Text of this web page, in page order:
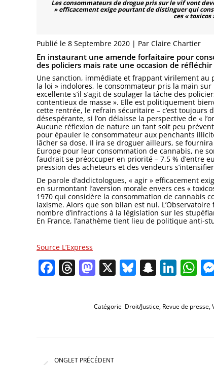
Les consommateurs de drogue pris sur le vif vont
» efficacement exige pourtant de distinguer qui
ces « toxicos
Publié le 8 Septembre 2020 | Par Claire Chartier
En instaurant une amende forfaitaire pour
des policiers mais rate une occasion de
Une sanction, immédiate et frappant virilement au
la loi » indolores, le consommateur pris la main sur
excellente s’il s’agit de soulager la tâche des
contentieux de masse ». Elle est politiquement
cette rentrée, le refrain sécuritaire – c’est toujours
désespérante, si l’on délaisse la perspective de «
Aucune réflexion de nature un tant soit peu
pour épauler le consommateur aux penchants
lâcher sa dose. Il ira se droguer ailleurs, se
Europe pour leur consommation de cannabis, ne
faudrait se préoccuper en priorité – 7,5 % d’entre
pression des acheteurs et des vendeurs
De parole d’addictologues, « agir » efficacement
en surmontant l’aversion morale envers ces «
1970 qui considère la consommation de cannabis
laxisme. Alors que son bilan est nul.
nombre d’infractions à la législation sur les
En France, l’anathème tient lieu de politique anti-
Source L’Express
Facebook
Threads
Mastodon
X Bluesky
Catégorie Droit/Justice, Revue de presse,
Navigation
commentaire
ONGLET PRÉCÉDENT